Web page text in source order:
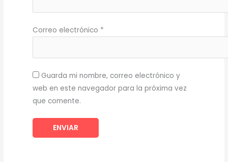
Correo electrónico *
Guarda mi nombre, correo electrónico y
web en este navegador para la próxima vez
que comente.